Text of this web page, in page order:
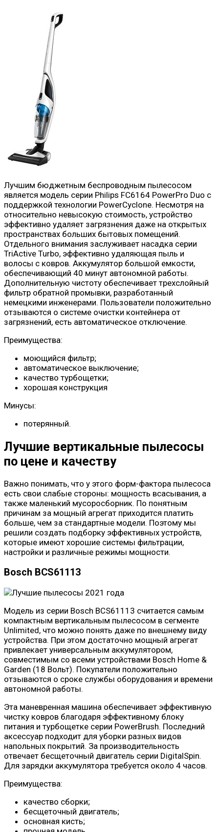
Лучшим бюджетным беспроводным пылесосом
является модель серии Philips FC6164 PowerPro Duo с
поддержкой технологии PowerCyclone. Несмотря на
относительно невысокую стоимость, устройство
эффективно удаляет загрязнения даже на открытых
пространствах больших бытовых помещений.
Отдельного внимания заслуживает насадка серии
TriActive Turbo, эффективно удаляющая пыль и
волосы с ковров. Аккумулятор большой емкости,
обеспечивающий 40 минут автономной работы.
Дополнительную чистоту обеспечивает трехслойный
фильтр обратной промывки, разработанный
немецкими инженерами. Пользователи положительно
отзываются о системе очистки контейнера от
загрязнений, есть автоматическое отключение.
Преимущества:
моющийся фильтр;
автоматическое выключение;
качество турбощетки;
хорошая конструкция
Минусы:
потерянный.
Лучшие вертикальные пылесосы
по цене и качеству
Важно понимать, что у этого форм-фактора пылесоса
есть свои слабые стороны: мощность всасывания, а
также маленький мусоросборник. По понятным
причинам за мощный агрегат приходится платить
больше, чем за стандартные модели. Поэтому мы
решили создать подборку эффективных устройств,
которые имеют хорошие системы фильтрации,
настройки и различные режимы мощности.
Bosch BCS61113
Модель из серии Bosch BCS61113 считается самым
компактным вертикальным пылесосом в сегменте
Unlimited, что можно понять даже по внешнему виду
устройства. При этом достаточно мощный агрегат
привлекает универсальным аккумулятором,
совместимым со всеми устройствами Bosch Home &
Garden (18 Вольт). Покупатели положительно
отзываются о сроке службы оборудования и времени
автономной работы.
Эта маневренная машина обеспечивает эффективную
чистку ковров благодаря эффективному блоку
питания и турбощетке серии PowerBrush. Последний
аксессуар подходит для уборки разных видов
напольных покрытий. За производительность
отвечает бесщеточный двигатель серии DigitalSpin.
Для зарядки аккумулятора требуется около 4 часов.
Преимущества:
качество сборки;
бесщеточный двигатель;
основная кисть;